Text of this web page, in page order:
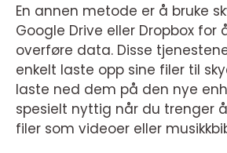
En annen metode er å bruke
Google Drive eller Dropbox for
overføre data. Disse
enkelt laste opp sine filer til
laste ned dem på den nye
spesielt nyttig når du trenger
filer som videoer eller